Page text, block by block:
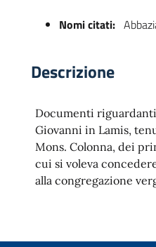
Nomi citati:
Descrizione
Documenti riguardanti
Giovanni in Lamis,
Mons. Colonna, dei
cui si voleva
alla congregazione